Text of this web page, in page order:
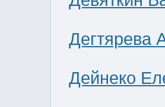
Дегтярева
Дейнеко